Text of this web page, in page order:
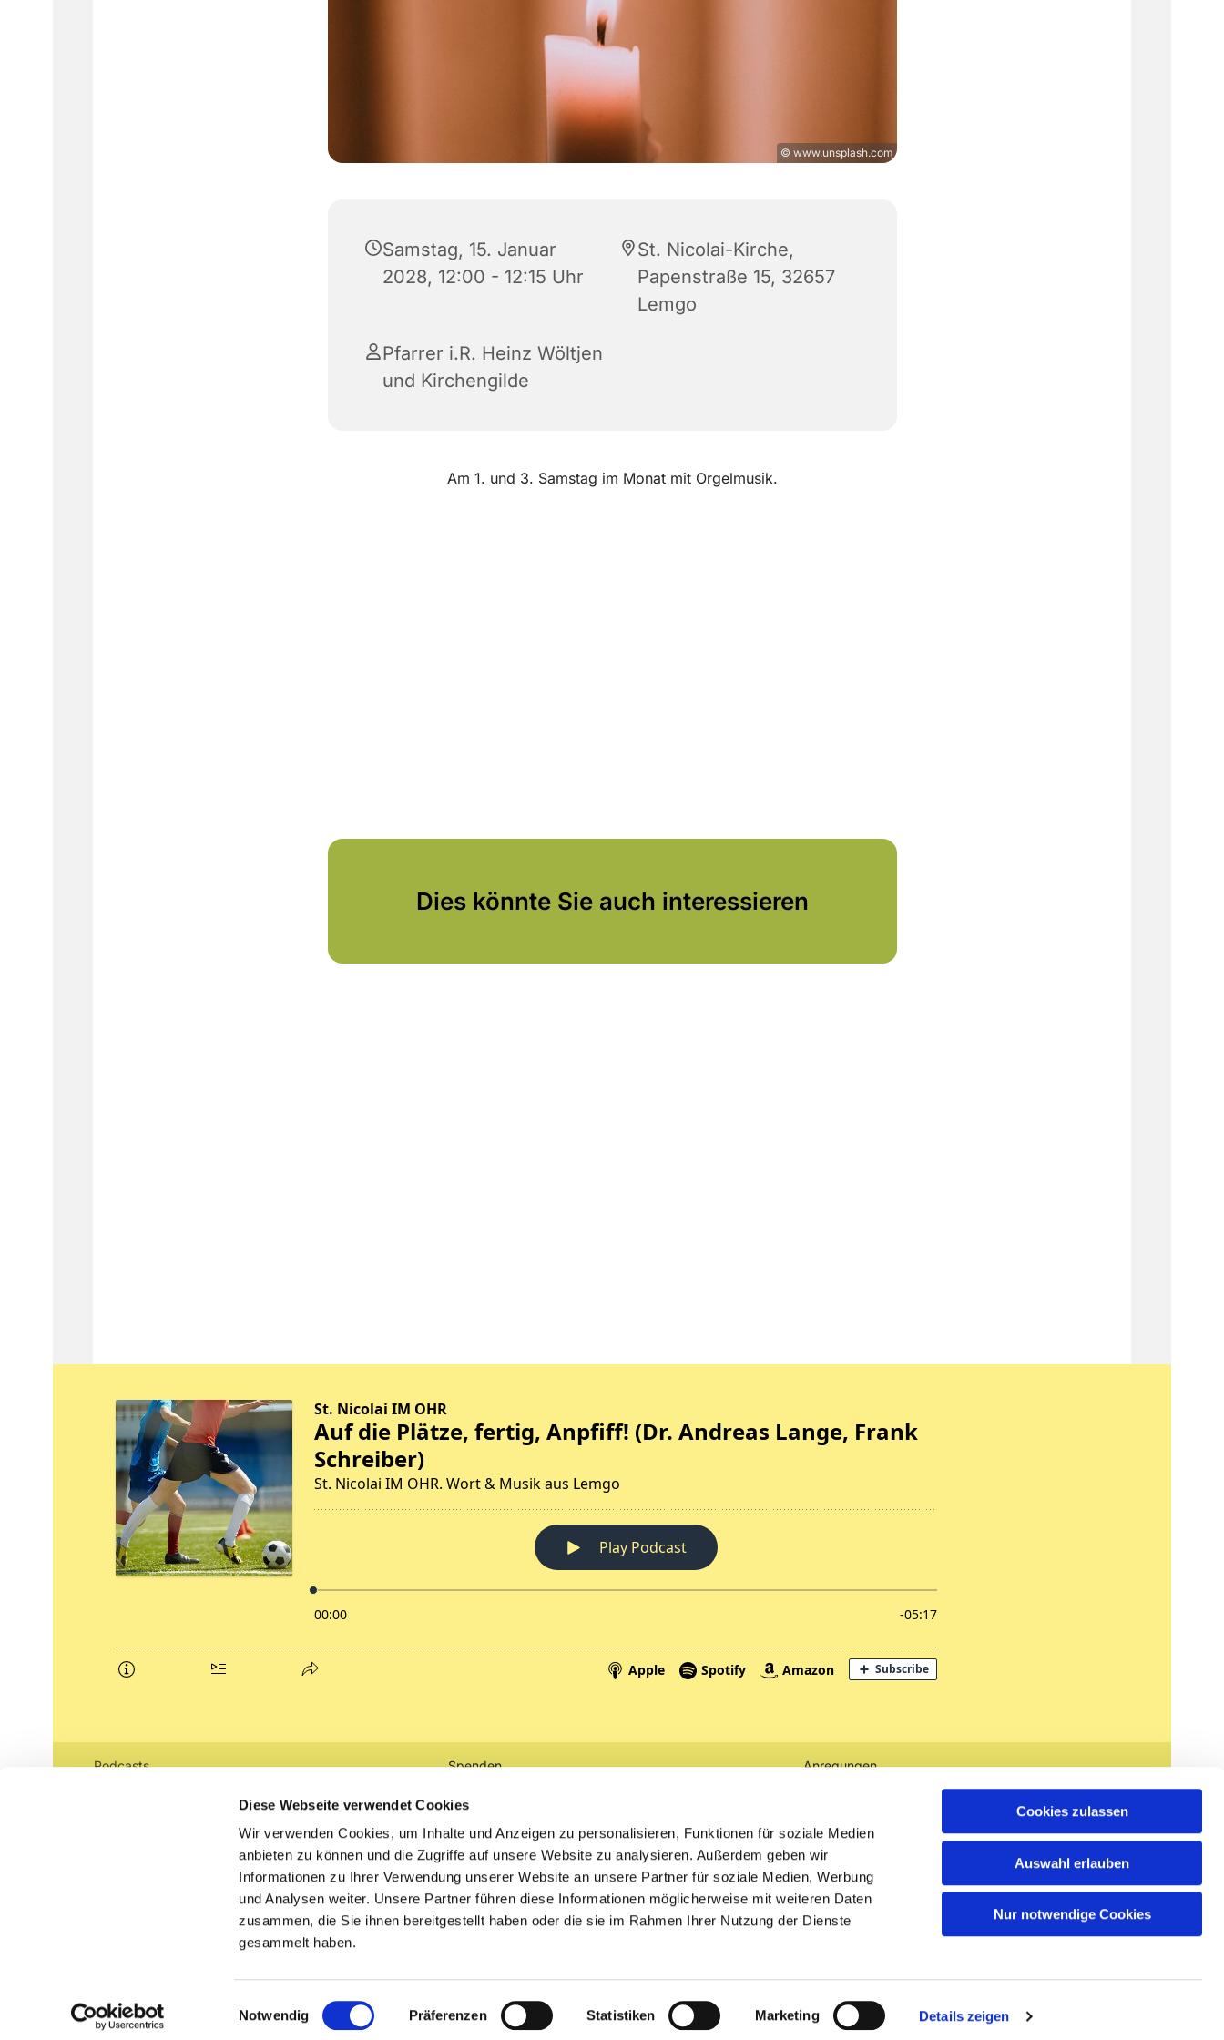
Diese Webseite verwendet Cookies
Wir verwenden Cookies, um Inhalte und Anzeigen zu personalisieren, Funktionen für soziale Medien
anbieten zu können und die Zugriffe auf unsere Website zu analysieren. Außerdem geben wir
Informationen zu Ihrer Verwendung unserer Website an unsere Partner für soziale Medien, Werbung
und Analysen weiter. Unsere Partner führen diese Informationen möglicherweise mit weiteren Daten
zusammen, die Sie ihnen bereitgestellt haben oder die sie im Rahmen Ihrer Nutzung der Dienste
gesammelt haben.
Einwilligungsauswahl
Notwendig Präferenzen Statistiken Marketing Details zeigen
Cookies zulassen
Auswahl erlauben
Nur notwendige Cookies
© www.unsplash.com
Samstag, 15. Januar
2028, 12:00 - 12:15 Uhr
St. Nicolai-Kirche,
Papenstraße 15, 32657
Lemgo
Pfarrer i.R. Heinz Wöltjen
und Kirchengilde
Am 1. und 3. Samstag im Monat mit Orgelmusik.
Dies könnte Sie auch interessieren
Podcasts Spenden
Tickets
Litauen
Anregungen
Impressum Datenschutzerklärung ChurchDesk-Login